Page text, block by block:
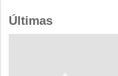
Últimas